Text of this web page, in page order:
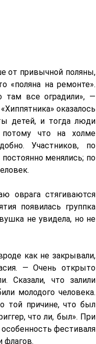
от привычной поляны,
«поляна на ремонте».
там все оградили», —
оказалось
детей, и тогда люди
что на холме
Участников, по
менялись; по
оврага стягиваются
появилась группка
не увидела, но не
как не закрывали,
— Очень открыто
Сказали, что залили
молодого человека.
той причине, что был
что ли, был». При
фестиваля
флагов.